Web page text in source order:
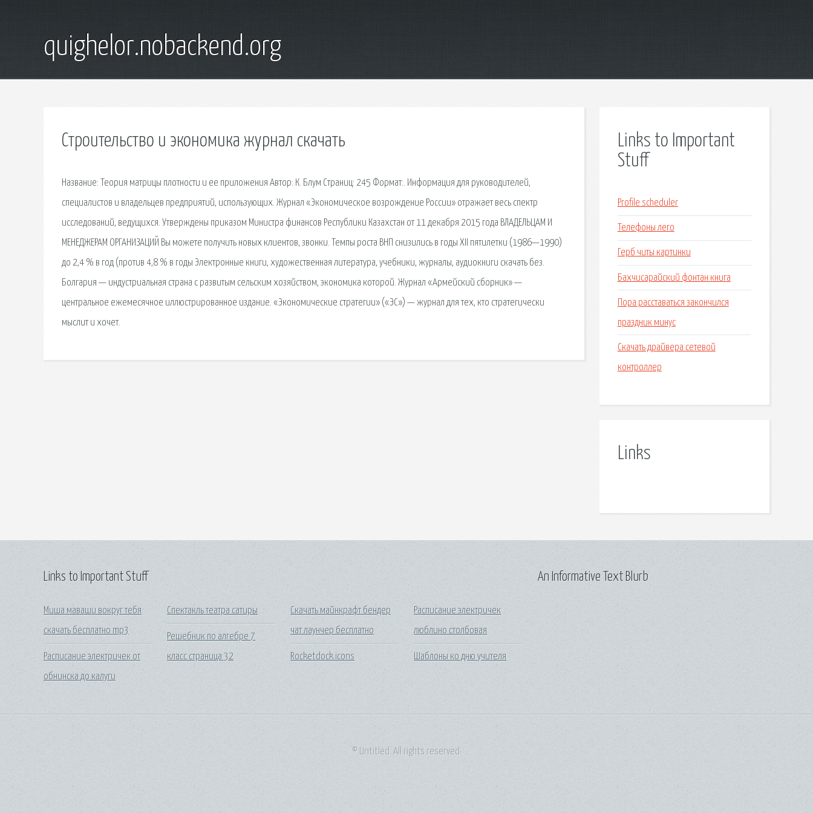
quighelor.nobackend.org
Строительство и экономика журнал скачать
Название: Теория матрицы плотности и ее приложения Автор: К. Блум Страниц: 245 Формат:. Информация для руководителей,
специалистов и владельцев предприятий, использующих. Журнал «Экономическое возрождение России» отражает весь спектр
исследований, ведущихся. Утверждены приказом Министра финансов Республики Казахстан от 11 декабря 2015 года ВЛАДЕЛЬЦАМ И
МЕНЕДЖЕРАМ ОРГАНИЗАЦИЙ Вы можете получить новых клиентов, звонки. Темпы роста ВНП снизились в годы XII пятилетки (1986—1990)
до 2,4 % в год (против 4,8 % в годы Электронные книги, художественная литература, учебники, журналы, аудиокниги скачать без.
Болгария — индустриальная страна с развитым сельским хозяйством, экономика которой. Журнал «Армейский сборник» —
центральное ежемесячное иллюстрированное издание. «Экономические стратегии» («ЭС») — журнал для тех, кто стратегически
мыслит и хочет.
Links to Important
Stuff
Profile scheduler
Телефоны лего
Герб читы картинки
Бахчисарайский фонтан книга
Пора расставаться закончился
праздник минус
Скачать драйвера сетевой
контроллер
Links
Links to Important Stuff
Миша маваши вокруг тебя
скачать бесплатно mp3
Расписание электричек от
обнинска до калуги
Спектакль театра сатиры
Решебник по алгебре 7
класс страница 32
Скачать майнкрафт бендер
чат лаунчер бесплатно
Rocketdock icons
Расписание электричек
люблино столбовая
Шаблоны ко дню учителя
An Informative Text Blurb
© Untitled. All rights reserved.